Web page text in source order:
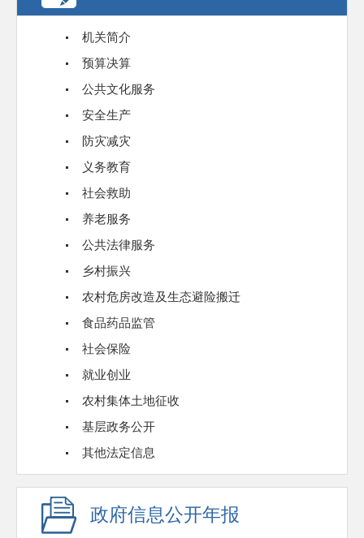
机关简介
预算决算
公共文化服务
安全生产
防灾减灾
义务教育
社会救助
养老服务
公共法律服务
乡村振兴
农村危房改造及生态避险搬迁
食品药品监管
社会保险
就业创业
农村集体土地征收
基层政务公开
其他法定信息
政府信息公开年报